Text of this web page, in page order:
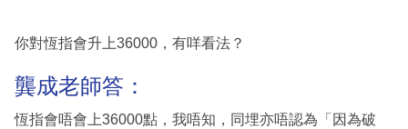
你對恆指會升上36000，有咩看法？
龔成老師答：
恆指會唔會上36000點，我唔知，同埋亦唔認為「因為破